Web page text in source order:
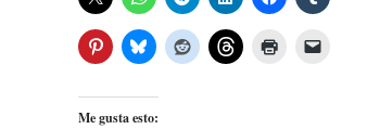
Me gusta esto: